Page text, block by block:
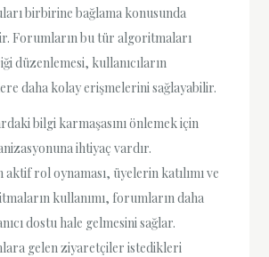
birbirine bağlama konusunda
Forumların bu tür algoritmaları
düzenlemesi, kullanıcıların
daha kolay erişmelerini sağlayabilir.
bilgi karmaşasını önlemek için
ihtiyaç vardır.
rol oynaması, üyelerin katılımı ve
kullanımı, forumların daha
dostu hale gelmesini sağlar.
gelen ziyaretçiler istedikleri